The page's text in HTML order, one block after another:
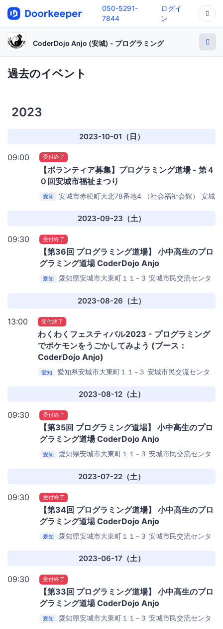
050-5291-
7844
ログイ
ン
CoderDojo Anjo (安城) - プログラミング
過去のイベント
2023
2023-10-01（日）
09:00 受付終了
【ボランティア募集】プログラミング道場 - 第４
０回安城市福祉まつり
愛知 安城市赤松町大北78番地4 （社会福祉会館）
安城
2023-09-23（土）
09:30 受付終了
【第36回 プログラミング道場】 小中高生のプロ
グラミング道場 CoderDojo Anjo
愛知 愛知県安城市大東町１１−３ 安城市民交流センタ
2023-08-26（土）
13:00 受付終了
わくわくフェスティバル2023 - プログラミング
でポケモンをうごかしてみよう (ブース：
CoderDojo Anjo)
愛知 愛知県安城市大東町１１−３ 安城市民交流センタ
2023-08-12（土）
09:30 受付終了
【第35回 プログラミング道場】 小中高生のプロ
グラミング道場 CoderDojo Anjo
愛知 愛知県安城市大東町１１−３ 安城市民交流センタ
2023-07-22（土）
09:30 受付終了
【第34回 プログラミング道場】 小中高生のプロ
グラミング道場 CoderDojo Anjo
愛知 愛知県安城市大東町１１−３ 安城市民交流センタ
2023-06-17（土）
09:30 受付終了
【第33回 プログラミング道場】 小中高生のプロ
グラミング道場 CoderDojo Anjo
愛知 愛知県安城市大東町１１−３ 安城市民交流センタ